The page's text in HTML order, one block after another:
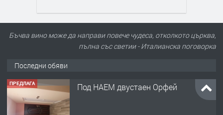
Бъчва вино може да направи повече чудеса, отколкото църква,
пълна със светии - Италианска поговорка
Последни обяви
Под НАЕМ двустаен Орфей
ПРЕДЛАГА
Нов апартамент на ул. Липа до